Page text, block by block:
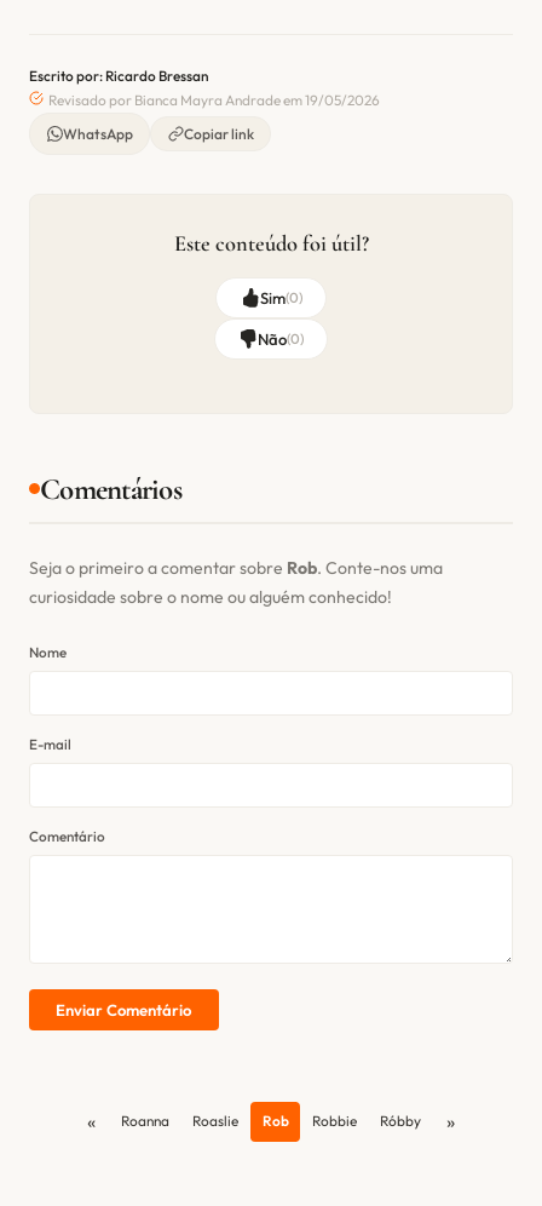
Escrito por: Ricardo Bressan
Revisado por Bianca Mayra Andrade em 19/05/2026
WhatsApp
Copiar link
Este conteúdo foi útil?
Sim(0)
Não(0)
Comentários
Seja o primeiro a comentar sobre Rob. Conte-nos uma
curiosidade sobre o nome ou alguém conhecido!
Nome
E-mail
Comentário
Enviar Comentário
« Roanna Roaslie Rob Robbie Róbby »